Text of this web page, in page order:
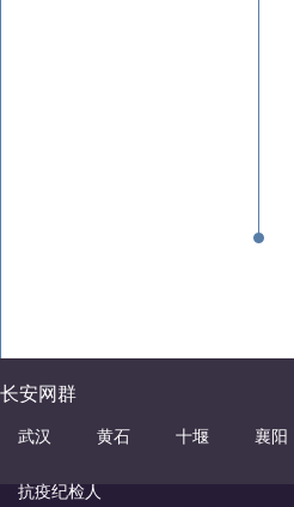
长安网群
武汉 黄石 十堰 襄阳
抗疫纪检人